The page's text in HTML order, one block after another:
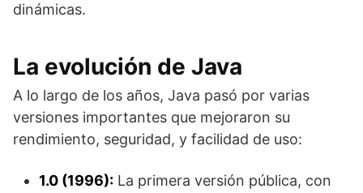
dinámicas.
La evolución de Java
A lo largo de los años, Java pasó por varias
versiones importantes que mejoraron su
rendimiento, seguridad, y facilidad de uso:
1.0 (1996): La primera versión pública, con